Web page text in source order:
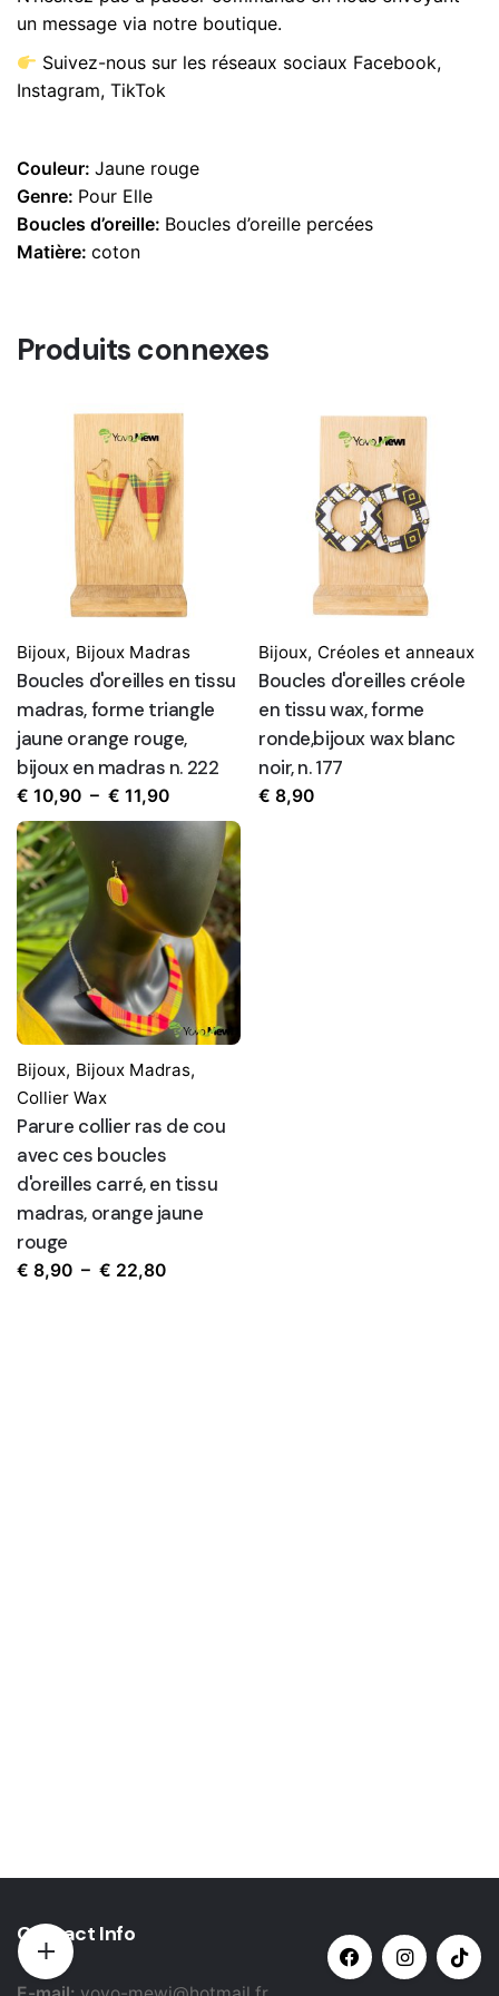
un message via notre boutique.
Suivez-nous sur les réseaux sociaux Facebook,
Instagram, TikTok
Couleur: Jaune rouge
Genre: Pour Elle
Boucles d’oreille: Boucles d’oreille percées
Matière: coton
Produits connexes
Bijoux, Bijoux Madras
Boucles d'oreilles en tissu
madras, forme triangle
jaune orange rouge,
bijoux en madras n. 222
€ 10,90 – € 11,90Plage
de
prix :
€ 10,90
€ 11,90
Bijoux, Créoles et anneaux
Boucles d'oreilles créole
en tissu wax, forme
ronde,bijoux wax blanc
noir, n. 177
€ 8,90
Bijoux, Bijoux Madras,
Collier Wax
Parure collier ras de cou
avec ces boucles
d'oreilles carré, en tissu
madras, orange jaune
rouge
€ 8,90 – € 22,80Plage
Contact Info
Subscribe to our newsletter
Sign up to receive updates, promotions, and
sneak peaks of upcoming products.
Non, merci